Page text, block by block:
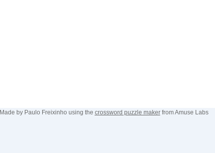
Made by Paulo Freixinho using the crossword puzzle makerfrom Amuse Labs